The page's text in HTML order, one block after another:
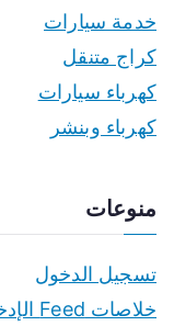
خدمة سيارات
كراج متنقل
كهرباء سيارات
كهرباء وبنشر
منوعات
تسجيل الدخول
خلاصات Feed الإدخالات